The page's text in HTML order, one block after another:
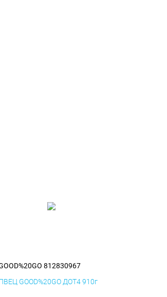
812830967
GOOD%20GO ДОТ4 910г